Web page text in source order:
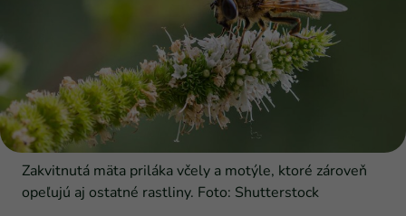
Zakvitnutá mäta priláka včely a motýle, ktoré zároveň
opeľujú aj ostatné rastliny. Foto: Shutterstock